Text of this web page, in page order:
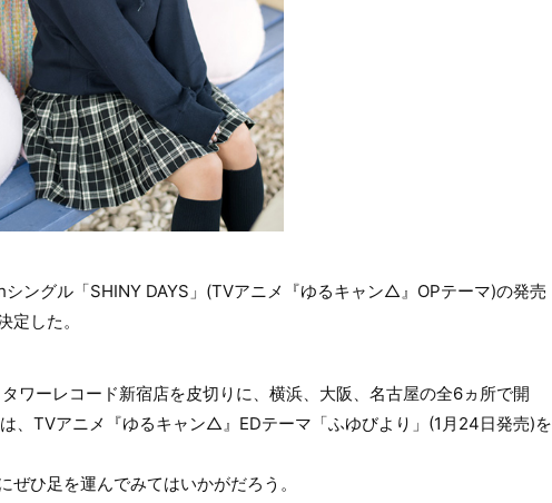
ングル「SHINY DAYS」(TVアニメ『ゆるキャン△』OPテーマ)の発売
した。
ワーレコード新宿店を皮切りに、横浜、大阪、名古屋の全6ヵ所で開
、TVアニメ『ゆるキャン△』EDテーマ「ふゆびより」(1月24日発売)を
ひ足を運んでみてはいかがだろう。